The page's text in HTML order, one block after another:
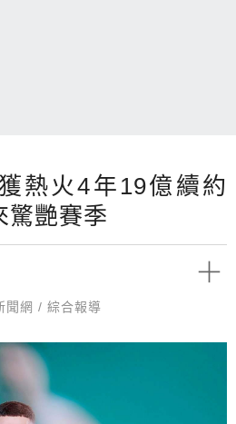
熱火4年19億續約
驚艷賽季
聞網 / 綜合報導